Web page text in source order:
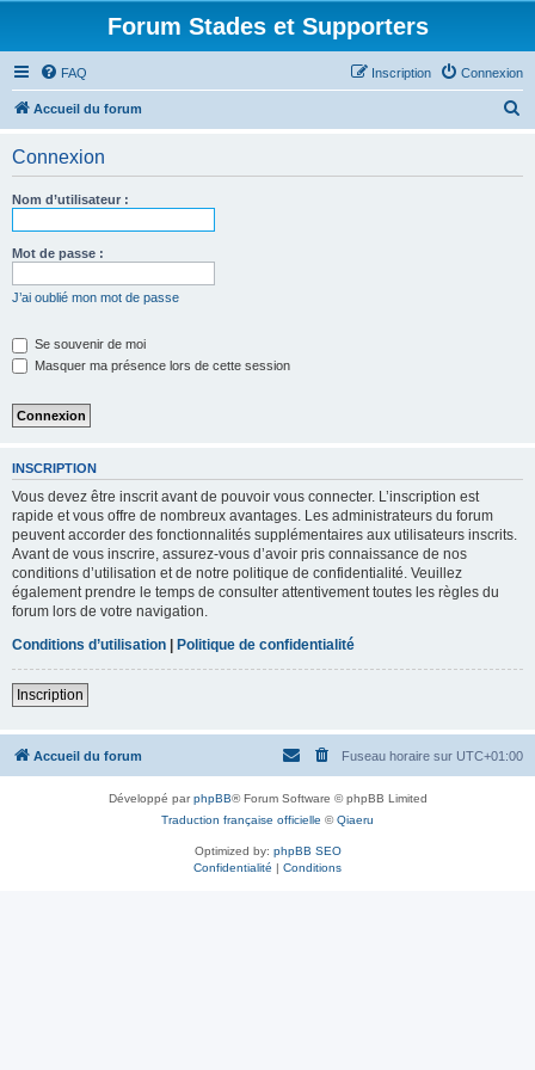
Forum Stades et Supporters
FAQ Connexion
Inscription
Accueil du forum
Connexion
Nom d’utilisateur :
Mot de passe :
J’ai oublié mon mot de passe
Se souvenir de moi
Masquer ma présence lors de cette session
INSCRIPTION
Vous devez être inscrit avant de pouvoir vous connecter. L’inscription est
rapide et vous offre de nombreux avantages. Les administrateurs du forum
peuvent accorder des fonctionnalités supplémentaires aux utilisateurs inscrits.
Avant de vous inscrire, assurez-vous d’avoir pris connaissance de nos
conditions d’utilisation et de notre politique de confidentialité. Veuillez
également prendre le temps de consulter attentivement toutes les règles du
forum lors de votre navigation.
Conditions d’utilisation | Politique de confidentialité
Inscription
Accueil du forum Fuseau horaire sur UTC+01:00
Développé parphpBB® Forum Software © phpBB Limited
Traduction française officielle ©Qiaeru
Optimized by: phpBB SEO
Confidentialité | Conditions